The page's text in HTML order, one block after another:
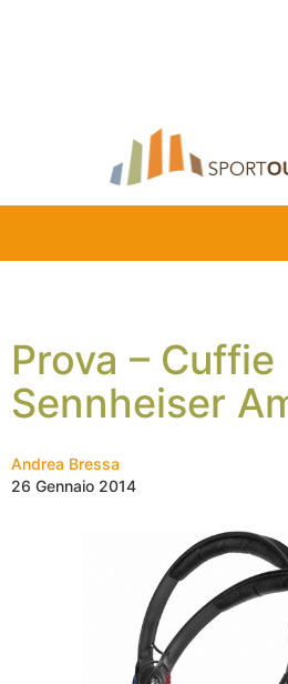
Prova – Cuffie
Sennheiser
Andrea Bressa
26 Gennaio 2014